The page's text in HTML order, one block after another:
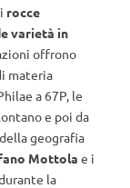
rocce
varietà in
offrono
materia
a 67P, le
e poi da
geografia
Mottola e i
la